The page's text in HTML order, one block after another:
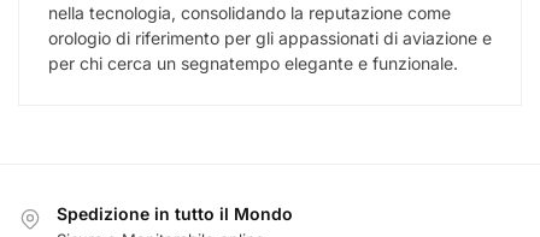
nella tecnologia, consolidando la reputazione come
orologio di riferimento per gli appassionati di aviazione e
per chi cerca un segnatempo elegante e funzionale.
Spedizione in tutto il Mondo